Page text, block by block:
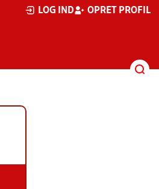
LOG IND OPRET PROFIL